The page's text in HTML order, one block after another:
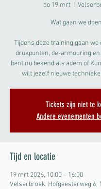
do 19 mrt
  |
Wat gaan we
Tijdens deze training gaan we
drukpunten, de-armouring en
bent nu bekend als adem of
Tickets zijn niet te
Andere evenementen
Tijd en locatie
19 mrt 2026, 10:00 – 16:00
Velserbroek, Hofgeesterweg 6,